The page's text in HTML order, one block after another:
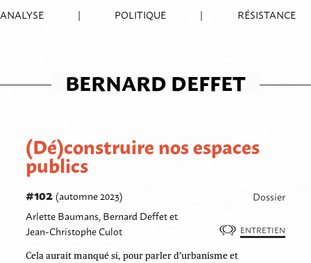
ANALYSE | POLITIQUE | RÉSISTANCE
BERNARD DEFFET
(Dé)construire nos espaces
publics
#102(automne 2023)
Dossier
Arlette Baumans, Bernard Deffet et
Jean-Christophe Culot
ENTRETIEN
Cela aurait manqué si, pour parler d’urbanisme et